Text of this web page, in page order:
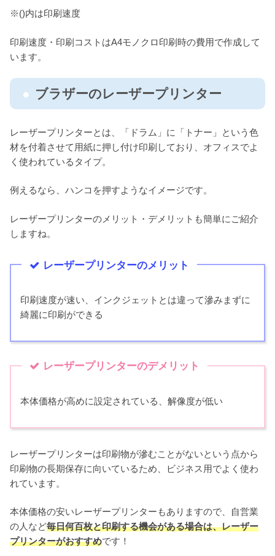
※()内は印刷速度
印刷速度・印刷コストはA4モノクロ印刷時の費用で作成して
います。
ブラザーのレーザープリンター
レーザープリンターとは、「ドラム」に「トナー」という色
材を付着させて用紙に押し付け印刷しており、オフィスでよ
く使われているタイプ。
例えるなら、ハンコを押すようなイメージです。
レーザープリンターのメリット・デメリットも簡単にご紹介
しますね。
レーザープリンターのメリット
印刷速度が速い、インクジェットとは違って滲みまずに
綺麗に印刷ができる
レーザープリンターのデメリット
本体価格が高めに設定されている、解像度が低い
レーザープリンターは印刷物が滲むことがないという点から
印刷物の長期保存に向いているため、ビジネス用でよく使わ
れています。
本体価格の安いレーザープリンターもありますので、自営業
の人など毎日何百枚と印刷する機会がある場合は、レーザー
プリンターがおすすめです！